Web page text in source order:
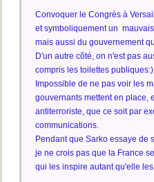
Convoquer le Congrès à
et symboliquement un
mais aussi du gouvernement
D'un autre côté, on n'est pas
compris les toilettes publiques:)
Impossible de ne pas voir les
gouvernants mettent en place,
antiterroriste, que ce soit par
communications.
Pendant que Sarko essaye de
je ne crois pas que la France
qui les inspire autant qu'elle